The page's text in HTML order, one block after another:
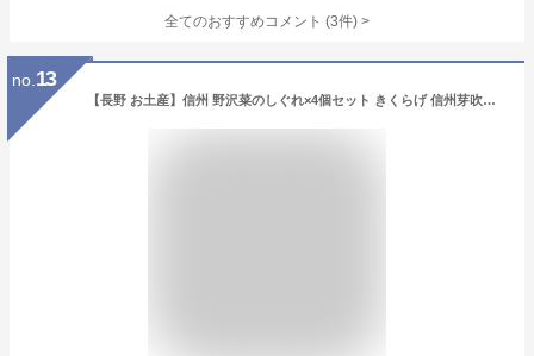
全てのおすすめコメント (3件) >
no. 13
【長野 お土産】信州 野沢菜のしぐれ×4個セット きくらげ 信州芽吹堂 信州みやげ ご飯のお供 お取り寄せ 野沢菜しぐれ おつまみ 佃煮 おにぎりの具